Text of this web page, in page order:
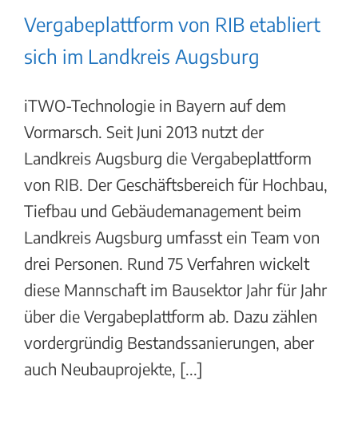
Vergabeplattform von RIB etabliert
sich im Landkreis Augsburg
iTWO-Technologie in Bayern auf dem
Vormarsch. Seit Juni 2013 nutzt der
Landkreis Augsburg die Vergabeplattform
von RIB. Der Geschäftsbereich für Hochbau,
Tiefbau und Gebäudemanagement beim
Landkreis Augsburg umfasst ein Team von
drei Personen. Rund 75 Verfahren wickelt
diese Mannschaft im Bausektor Jahr für Jahr
über die Vergabeplattform ab. Dazu zählen
vordergründig Bestandssanierungen, aber
auch Neubauprojekte, [...]